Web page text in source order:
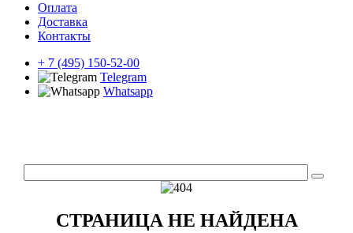
Оплата
Доставка
Контакты
+ 7 (495) 150-52-00
Telegram
Whatsapp
СТРАНИЦА НЕ НАЙДЕНА